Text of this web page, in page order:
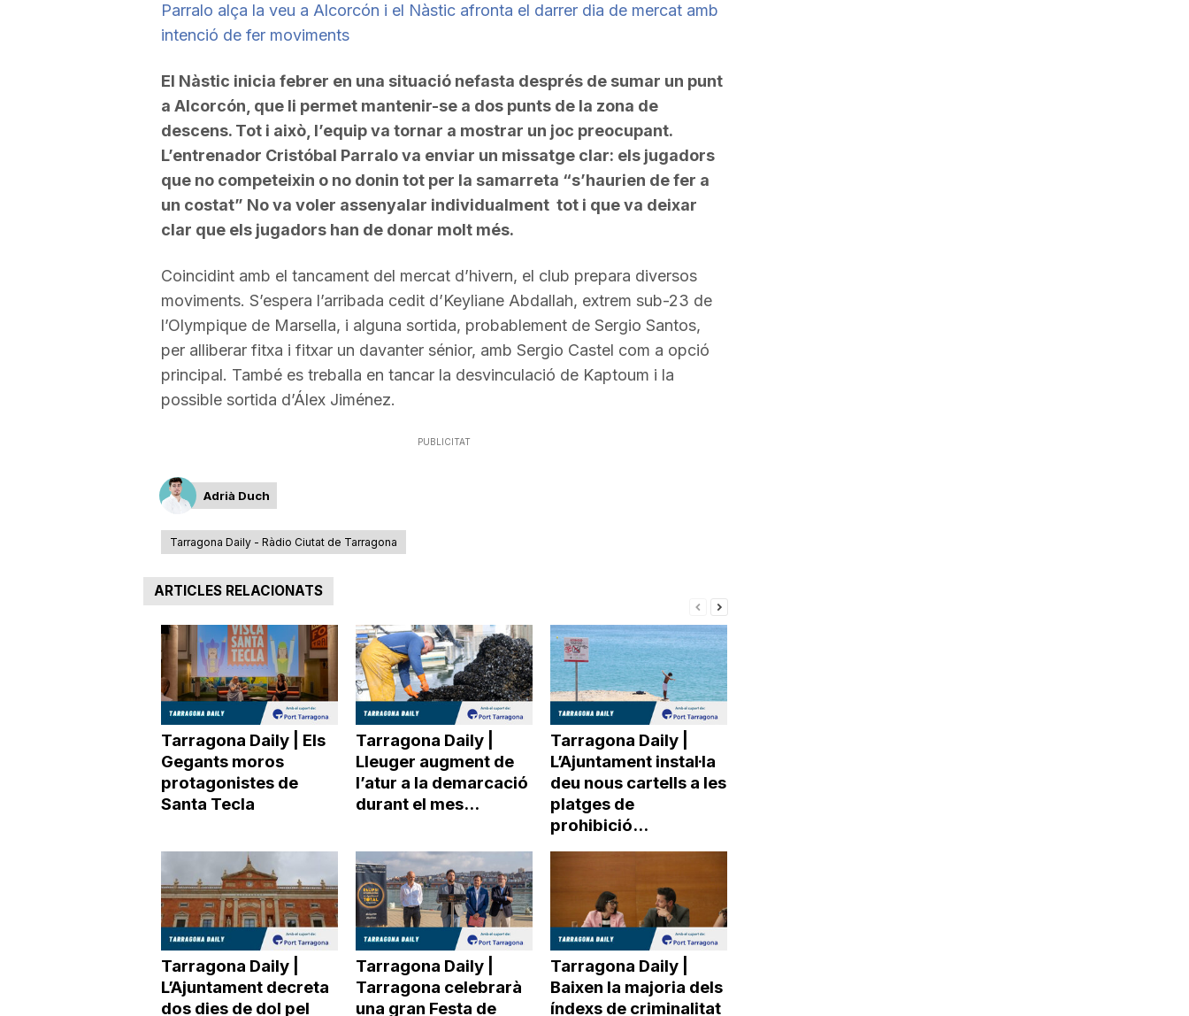
Parralo alça la veu a Alcorcón i el Nàstic afronta el darrer dia de mercat amb
intenció de fer moviments
El Nàstic inicia febrer en una situació nefasta després de sumar un punt
a Alcorcón, que li permet mantenir-se a dos punts de la zona de
descens. Tot i això, l’equip va tornar a mostrar un joc preocupant.
L’entrenador Cristóbal Parralo va enviar un missatge clar: els jugadors
que no competeixin o no donin tot per la samarreta “s’haurien de fer a
un costat” No va voler assenyalar individualment tot i que va deixar
clar que els jugadors han de donar molt més.
Coincidint amb el tancament del mercat d’hivern, el club prepara diversos
moviments. S’espera l’arribada cedit d’Keyliane Abdallah, extrem sub-23 de
l’Olympique de Marsella, i alguna sortida, probablement de Sergio Santos,
per alliberar fitxa i fitxar un davanter sénior, amb Sergio Castel com a opció
principal. També es treballa en tancar la desvinculació de Kaptoum i la
possible sortida d’Álex Jiménez.
PUBLICITAT
Adrià Duch
Tarragona Daily - Ràdio Ciutat de Tarragona
ARTICLES RELACIONATS
Tarragona Daily | Els
Gegants moros
protagonistes de
Santa Tecla
Tarragona Daily |
Lleuger augment de
l’atur a la demarcació
durant el mes...
Tarragona Daily |
L’Ajuntament instal·la
deu nous cartells a les
platges de
prohibició...
Tarragona Daily |
L’Ajuntament decreta
dos dies de dol pel
Tarragona Daily |
Tarragona celebrarà
una gran Festa de
Tarragona Daily |
Baixen la majoria dels
índexs de criminalitat